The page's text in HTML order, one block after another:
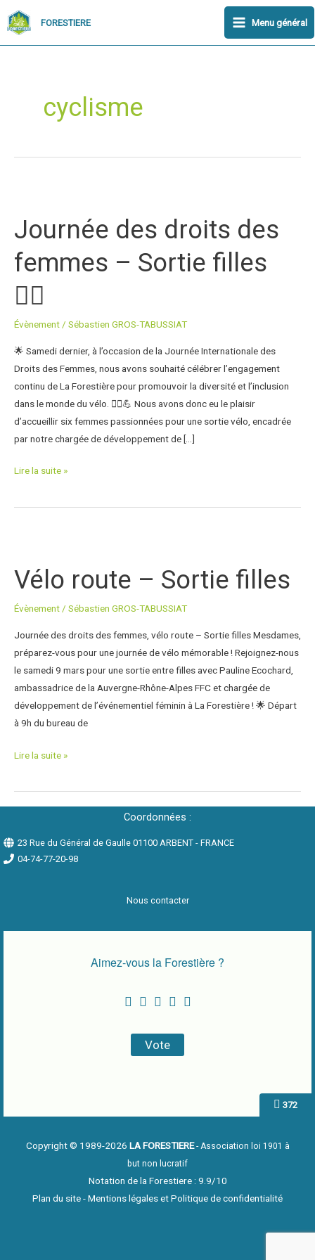
Aller
au
contenu
FORESTIERE
Main
Menu
Menu général
cyclisme
Journée des droits des
femmes – Sortie filles
🚴‍♀️
Évènement / Sébastien GROS-TABUSSIAT
🌟 Samedi dernier, à l’occasion de la Journée Internationale des
Droits des Femmes, nous avons souhaité célébrer l’engagement
continu de La Forestière pour promouvoir la diversité et l’inclusion
dans le monde du vélo. 🚴‍♀️💪 Nous avons donc eu le plaisir
d’accueillir six femmes passionnées pour une sortie vélo, encadrée
par notre chargée de développement de […]
droits
des
femmes
🚴‍♀️
Lire la suite »
Vélo route – Sortie filles
Évènement / Sébastien GROS-TABUSSIAT
Journée des droits des femmes, vélo route – Sortie filles Mesdames,
préparez-vous pour une journée de vélo mémorable ! Rejoignez-nous
le samedi 9 mars pour une sortie entre filles avec Pauline Ecochard,
ambassadrice de la Auvergne-Rhône-Alpes FFC et chargée de
développement de l’événementiel féminin à La Forestière ! 🌟 Départ
à 9h du bureau de
–
Sortie
filles
Lire la suite »
Coordonnées :
23 Rue du Général de Gaulle 01100 ARBENT - FRANCE
04-74-77-20-98
Nous contacter
372
Aimez-vous la Forestière ?
Copyright © 1989-2026 LA FORESTIERE- Association loi 1901 à
but non lucratif
Notation de la Forestiere : 9.9/10
Plan du site-Mentions légales et Politique de confidentialité